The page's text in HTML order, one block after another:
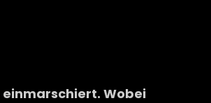
einmarschiert. Wobei